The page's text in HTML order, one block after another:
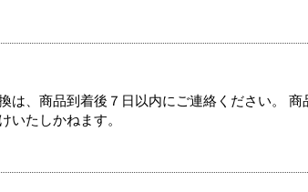
は、商品到着後７日以内にご連絡ください。
いたしかねます。